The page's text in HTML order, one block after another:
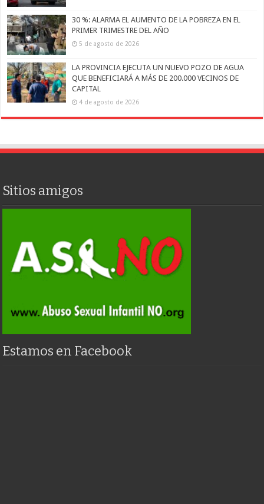
30 %: ALARMA EL AUMENTO DE LA POBREZA EN EL
PRIMER TRIMESTRE DEL AÑO
5 de agosto de 2026
LA PROVINCIA EJECUTA UN NUEVO POZO DE AGUA
QUE BENEFICIARÁ A MÁS DE 200.000 VECINOS DE
CAPITAL
4 de agosto de 2026
Sitios amigos
Estamos en Facebook